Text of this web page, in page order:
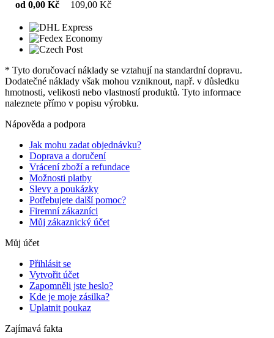
od 0,00 Kč
109,00 Kč
* Tyto doručovací náklady se vztahují na standardní dopravu.
Dodatečné náklady však mohou vzniknout, např. v důsledku
hmotnosti, velikosti nebo vlastností produktů. Tyto informace
naleznete přímo v popisu výrobku.
Nápověda a podpora
Jak mohu zadat objednávku?
Doprava a doručení
Vrácení zboží a refundace
Možnosti platby
Slevy a poukázky
Potřebujete další pomoc?
Firemní zákazníci
Můj zákaznický účet
Můj účet
Přihlásit se
Vytvořit účet
Zapomněli jste heslo?
Kde je moje zásilka?
Uplatnit poukaz
Zajímavá fakta